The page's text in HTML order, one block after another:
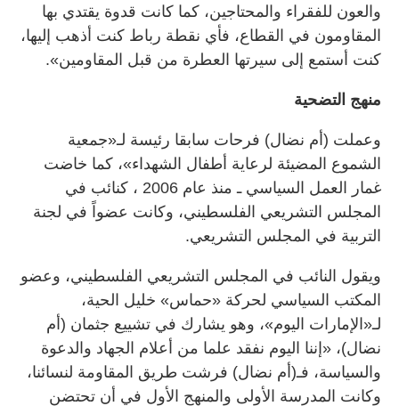
والعون للفقراء والمحتاجين، كما كانت قدوة يقتدي بها
المقاومون في القطاع، فأي نقطة رباط كنت أذهب إليها،
كنت أستمع إلى سيرتها العطرة من قبل المقاومين».
منهج التضحية
وعملت (أم نضال) فرحات سابقا رئيسة لـ«جمعية
الشموع المضيئة لرعاية أطفال الشهداء»، كما خاضت
غمار العمل السياسي ـ منذ عام ‬2006 ، كنائب في
المجلس التشريعي الفلسطيني، وكانت عضواً في لجنة
التربية في المجلس التشريعي.
ويقول النائب في المجلس التشريعي الفلسطيني، وعضو
المكتب السياسي لحركة «حماس» خليل الحية،
لـ«الإمارات اليوم»، وهو يشارك في تشييع جثمان (أم
نضال)، «إننا اليوم نفقد علما من أعلام الجهاد والدعوة
والسياسة، فـ(أم نضال) فرشت طريق المقاومة لنسائنا،
وكانت المدرسة الأولى والمنهج الأول في أن تحتضن